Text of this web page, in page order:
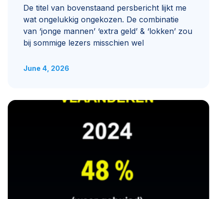
De titel van bovenstaand persbericht lijkt me
wat ongelukkig ongekozen. De combinatie
van ‘jonge mannen’ ‘extra geld’ & ‘lokken’ zou
bij sommige lezers misschien wel
June 4, 2026